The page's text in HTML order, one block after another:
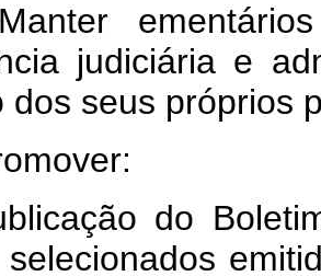
judiciária e
dos seus próprios
do
selecionados